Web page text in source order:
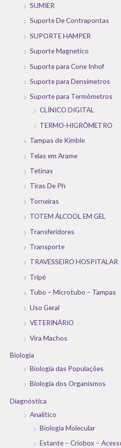
SUMIER
Suporte De Contrapontas
SUPORTE HAMPER
Suporte Magnetico
Suporte para Cone Inhof
Suporte para Densímetros
Suporte para Termômetros
CLÍNICO DIGITAL
TERMO-HIGRÔMETRO
Tampas de Kimble
Telas em Arame
Tetinas
Tiras De Ph
Torneiras
TOTEM ÁLCOOL EM GEL
Transferidores
Transporte
TRAVESSEIRO HOSPITALAR
Tripé
Tubo – Microtubo – Tampas
Uso Geral
VETERINÁRIO
Vira Machos
Biologia
Biologia das Populações
Biologia dos Organismos
Diagnóstica
Analítico
Biologia Molecular
Estante – Criobox –